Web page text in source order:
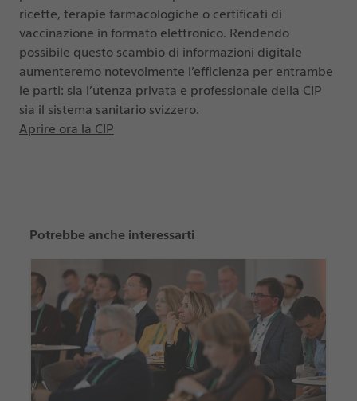
ricette, terapie farmacologiche o certificati di
vaccinazione in formato elettronico. Rendendo
possibile questo scambio di informazioni digitale
aumenteremo notevolmente l’efficienza per entrambe
le parti: sia l’utenza privata e professionale della CIP
sia il sistema sanitario svizzero.
Aprire ora la CIP
Potrebbe anche interessarti